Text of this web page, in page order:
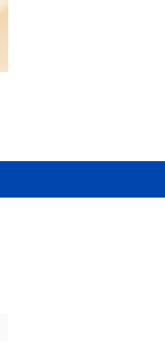
就加快推动“十五五”时期退役